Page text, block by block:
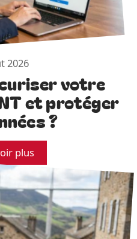
2026
votre
et protéger
?
plus